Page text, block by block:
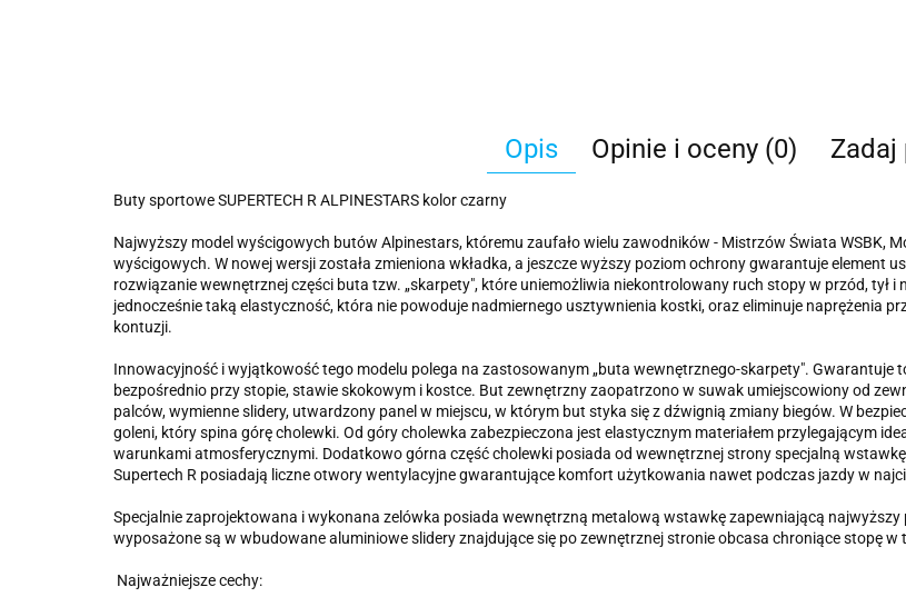
Opis Opinie i oceny (0) Zadaj
Buty sportowe SUPERTECH R ALPINESTARS kolor czarny
Najwyższy model wyścigowych butów Alpinestars, któremu zaufało wielu zawodników - Mistrzów Świata WSBK,
wyścigowych. W nowej wersji została zmieniona wkładka, a jeszcze wyższy poziom ochrony gwarantuje element
rozwiązanie wewnętrznej części buta tzw. „skarpety", które uniemożliwia niekontrolowany ruch stopy w przód, tył
jednocześnie taką elastyczność, która nie powoduje nadmiernego usztywnienia kostki, oraz eliminuje naprężenia
kontuzji.
Innowacyjność i wyjątkowość tego modelu polega na zastosowanym „buta wewnętrznego-skarpety".
bezpośrednio przy stopie, stawie skokowym i kostce. But zewnętrzny zaopatrzono w suwak umiejscowiony od
palców, wymienne slidery, utwardzony panel w miejscu, w którym but styka się z dźwignią zmiany biegów. W
goleni, który spina górę cholewki. Od góry cholewka zabezpieczona jest elastycznym materiałem przylegającym
warunkami atmosferycznymi. Dodatkowo górna część cholewki posiada od wewnętrznej strony specjalną
Supertech R posiadają liczne otwory wentylacyjne gwarantujące komfort użytkowania nawet podczas jazdy w
Specjalnie zaprojektowana i wykonana zelówka posiada wewnętrzną metalową wstawkę zapewniającą najwyższy
wyposażone są w wbudowane aluminiowe slidery znajdujące się po zewnętrznej stronie obcasa chroniące stopę w
Najważniejsze cechy: